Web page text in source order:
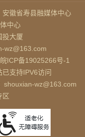
安徽省寿县融媒体中心
中心
投大厦
wz@163.com
皖ICP备19025266号-1
已支持IPV6访问
shouxian-wz@163.com
区